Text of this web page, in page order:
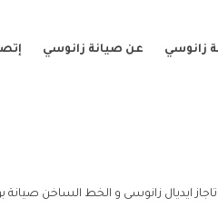
زانوسي عن صيانة زانوسي
ايديال زانوسى و الخط الساخن صيانة